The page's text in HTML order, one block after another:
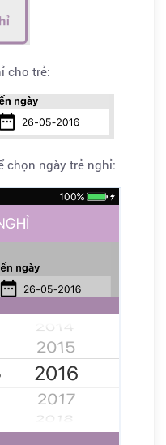
cho trẻ:
chọn ngày trẻ nghỉ: